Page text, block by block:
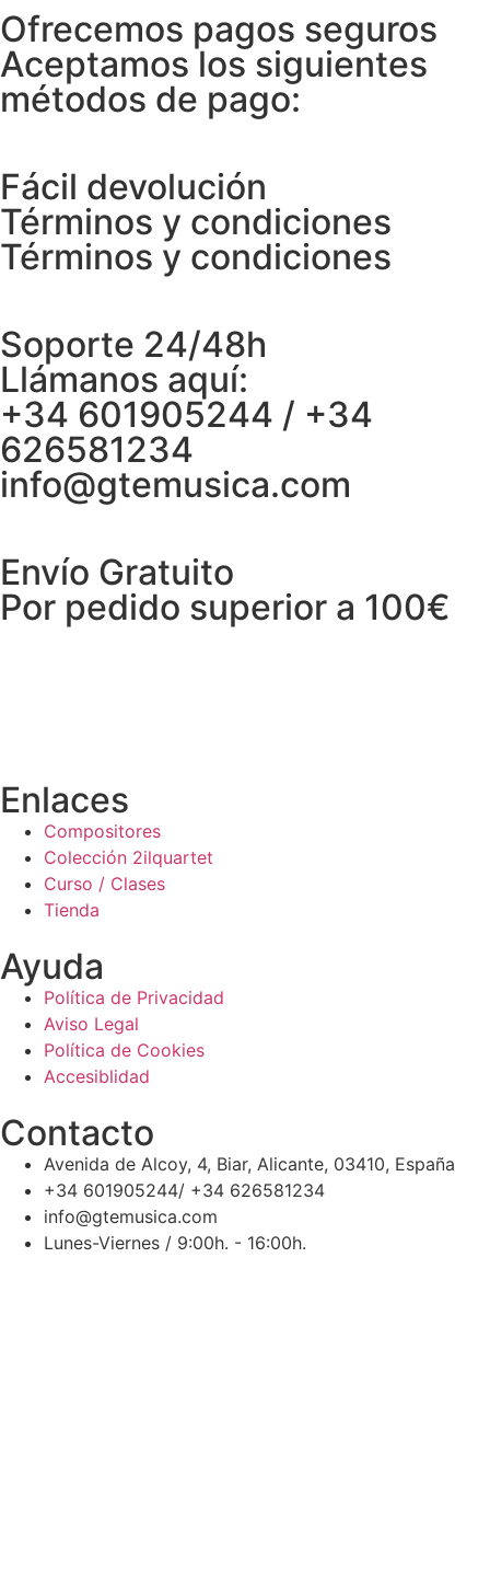
Ofrecemos pagos seguros
Aceptamos los siguientes
métodos de pago:
Fácil devolución
Términos y condiciones
Términos y condiciones
Soporte 24/48h
Llámanos aquí:
+34 601905244 / +34
626581234
info@gtemusica.com
Envío Gratuito
Por pedido superior a 100€
Enlaces
Compositores
Colección 2ilquartet
Curso / Clases
Tienda
Ayuda
Política de Privacidad
Aviso Legal
Política de Cookies
Accesiblidad
Contacto
Avenida de Alcoy, 4, Biar, Alicante, 03410, España
+34 601905244/ +34 626581234
info@gtemusica.com
Lunes-Viernes / 9:00h. - 16:00h.